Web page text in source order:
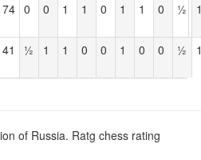
0 0 1 1 0 1 1 0 ½
½ 1 1 0 0 1 0 0 ½
of Russia. Ratg chess rating